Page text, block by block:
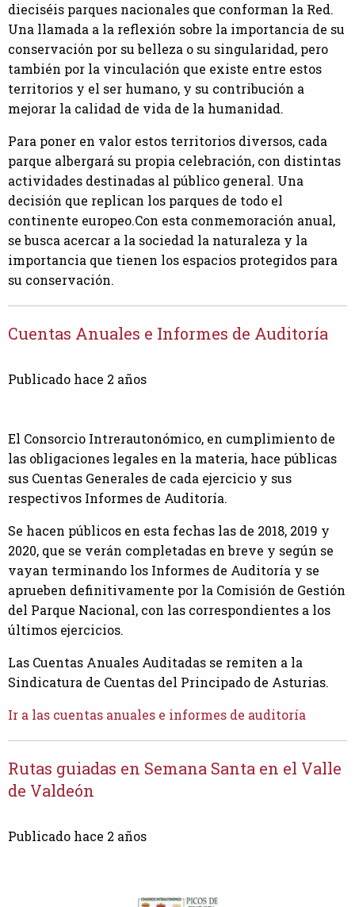
dieciséis parques nacionales que conforman la Red.
Una llamada a la reflexión sobre la importancia de su
conservación por su belleza o su singularidad, pero
también por la vinculación que existe entre estos
territorios y el ser humano, y su contribución a
mejorar la calidad de vida de la humanidad.
Para poner en valor estos territorios diversos, cada
parque albergará su propia celebración, con distintas
actividades destinadas al público general. Una
decisión que replican los parques de todo el
continente europeo.Con esta conmemoración anual,
se busca acercar a la sociedad la naturaleza y la
importancia que tienen los espacios protegidos para
su conservación.
Cuentas Anuales e Informes de Auditoría
Publicado hace 2 años
El Consorcio Intrerautonómico, en cumplimiento de
las obligaciones legales en la materia, hace públicas
sus Cuentas Generales de cada ejercicio y sus
respectivos Informes de Auditoría.
Se hacen públicos en esta fechas las de 2018, 2019 y
2020, que se verán completadas en breve y según se
vayan terminando los Informes de Auditoría y se
aprueben definitivamente por la Comisión de Gestión
del Parque Nacional, con las correspondientes a los
últimos ejercicios.
Las Cuentas Anuales Auditadas se remiten a la
Sindicatura de Cuentas del Principado de Asturias.
Ir a las cuentas anuales e informes de auditoría
Rutas guiadas en Semana Santa en el Valle
de Valdeón
Publicado hace 2 años